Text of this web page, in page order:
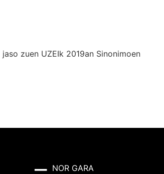
zuen UZEIk 2019an Sinonimoen
NOR GARA